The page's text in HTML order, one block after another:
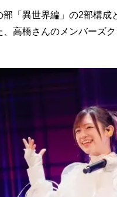
「異世界編」の2部構成
高橋さんのメンバーズ